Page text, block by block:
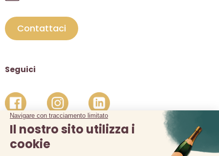
Contattaci
Seguici